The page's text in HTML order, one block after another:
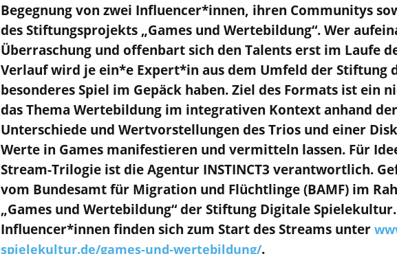
Begegnung von zwei Influencer*innen, ihren Communitys
des Stiftungsprojekts „Games und Wertebildung“. Wer
Überraschung und offenbart sich den Talents erst im Laufe
Verlauf wird je ein*e Expert*in aus dem Umfeld der Stiftung
besonderes Spiel im Gepäck haben. Ziel des Formats ist ein
das Thema Wertebildung im integrativen Kontext anhand
Unterschiede und Wertvorstellungen des Trios und einer
Werte in Games manifestieren und vermitteln lassen. Für
Stream-Trilogie ist die Agentur INSTINCT3 verantwortlich.
vom Bundesamt für Migration und Flüchtlinge (BAMF) im
„Games und Wertebildung“ der Stiftung Digitale
Influencer*innen finden sich zum Start des Streams unter
spielekultur.de/games-und-wertebildung/.